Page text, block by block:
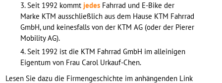
Seit 1992 kommt jedes Fahrrad und E-Bike der
Marke KTM ausschließlich aus dem Hause KTM Fahrrad
GmbH, und keinesfalls von der KTM AG (oder der Pierer
Mobility AG).
Seit 1992 ist die KTM Fahrrad GmbH im alleinigen
Eigentum von Frau Carol Urkauf-Chen.
Lesen Sie dazu die Firmengeschichte im anhängenden Link